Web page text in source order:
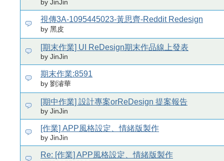
by JinJin
視傳3A-1095445023-黃思齊-Reddit Redesign
by 黑皮
[期末作業] UI ReDesign期末作品線上發表
by JinJin
期末作業:8591
by 劉濬華
[期中作業] 設計專案orReDesign 提案報告
by JinJin
[作業] APP風格設定、情緒版製作
by JinJin
Re: [作業] APP風格設定、情緒版製作